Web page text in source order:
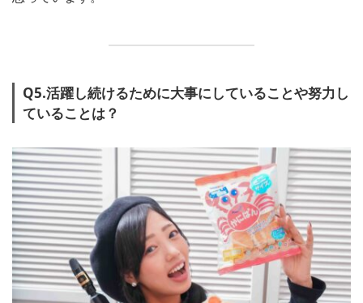
Q5.活躍し続けるために大事にしていることや努力し
ていることは？